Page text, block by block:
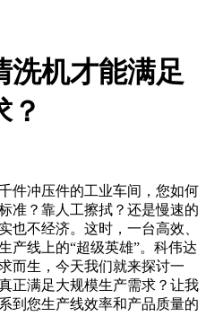
洗机才能满足
？
件冲压件的工业车间，您如何
准？靠人工擦拭？还是慢速的
也不经济。这时，一台高效、
产线上的“超级英雄”。科伟达
而生，今天我们就来探讨一
正满足大规模生产需求？让我
到您生产线效率和产品质量的